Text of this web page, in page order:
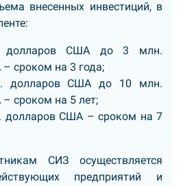
внесенных инвестиций, в
долларов США до 3 млн.
сроком на 3 года;
долларов США до 10 млн.
сроком на 5 лет;
долларов США – сроком на 7
СИЗ осуществляется
предприятий и